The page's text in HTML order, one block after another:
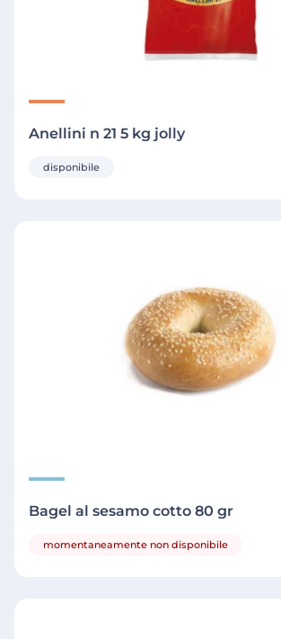
Anellini n 21 5 kg jolly
disponibile
Bagel al sesamo cotto 80 gr
momentaneamente non disponibile